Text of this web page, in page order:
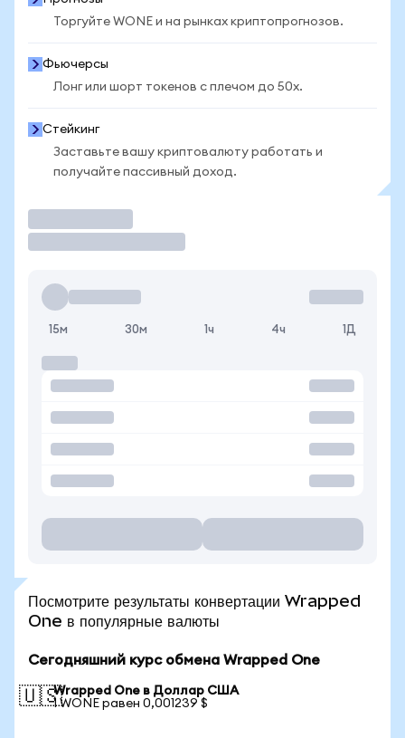
Торгуйте WONE и на рынках криптопрогнозов.
Фьючерсы
Лонг или шорт токенов с плечом до 50x.
Стейкинг
Заставьте вашу криптовалюту работать и
получайте пассивный доход.
15м 30м 1ч 4ч 1Д
Посмотрите результаты конвертации Wrapped
One в популярные валюты
Сегодняшний курс обмена Wrapped One
🇺🇸Wrapped One в Доллар США
1 WONE равен 0,001239 $